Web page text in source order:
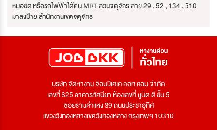
หมอชิต หรือรถไฟฟ้าใต้ดิน MRT สวนจตุจักร สาย 29 , 52 , 134 , 510
มาลงป้าย สำนักงานเขตจตุจักร
บริษัท จัดหางาน จ๊อบบีเคเค ดอท คอม จำกัด
เลขที่ 625 อาคารทัศนียา ห้องเลขที่ ยูนิต ดี ชั้น 5
ซอยรามคำแหง 39 ถนนประชาอุทิศ
แขวงวังทองหลางเขตวังทองหลาง กรุงเทพฯ 10310